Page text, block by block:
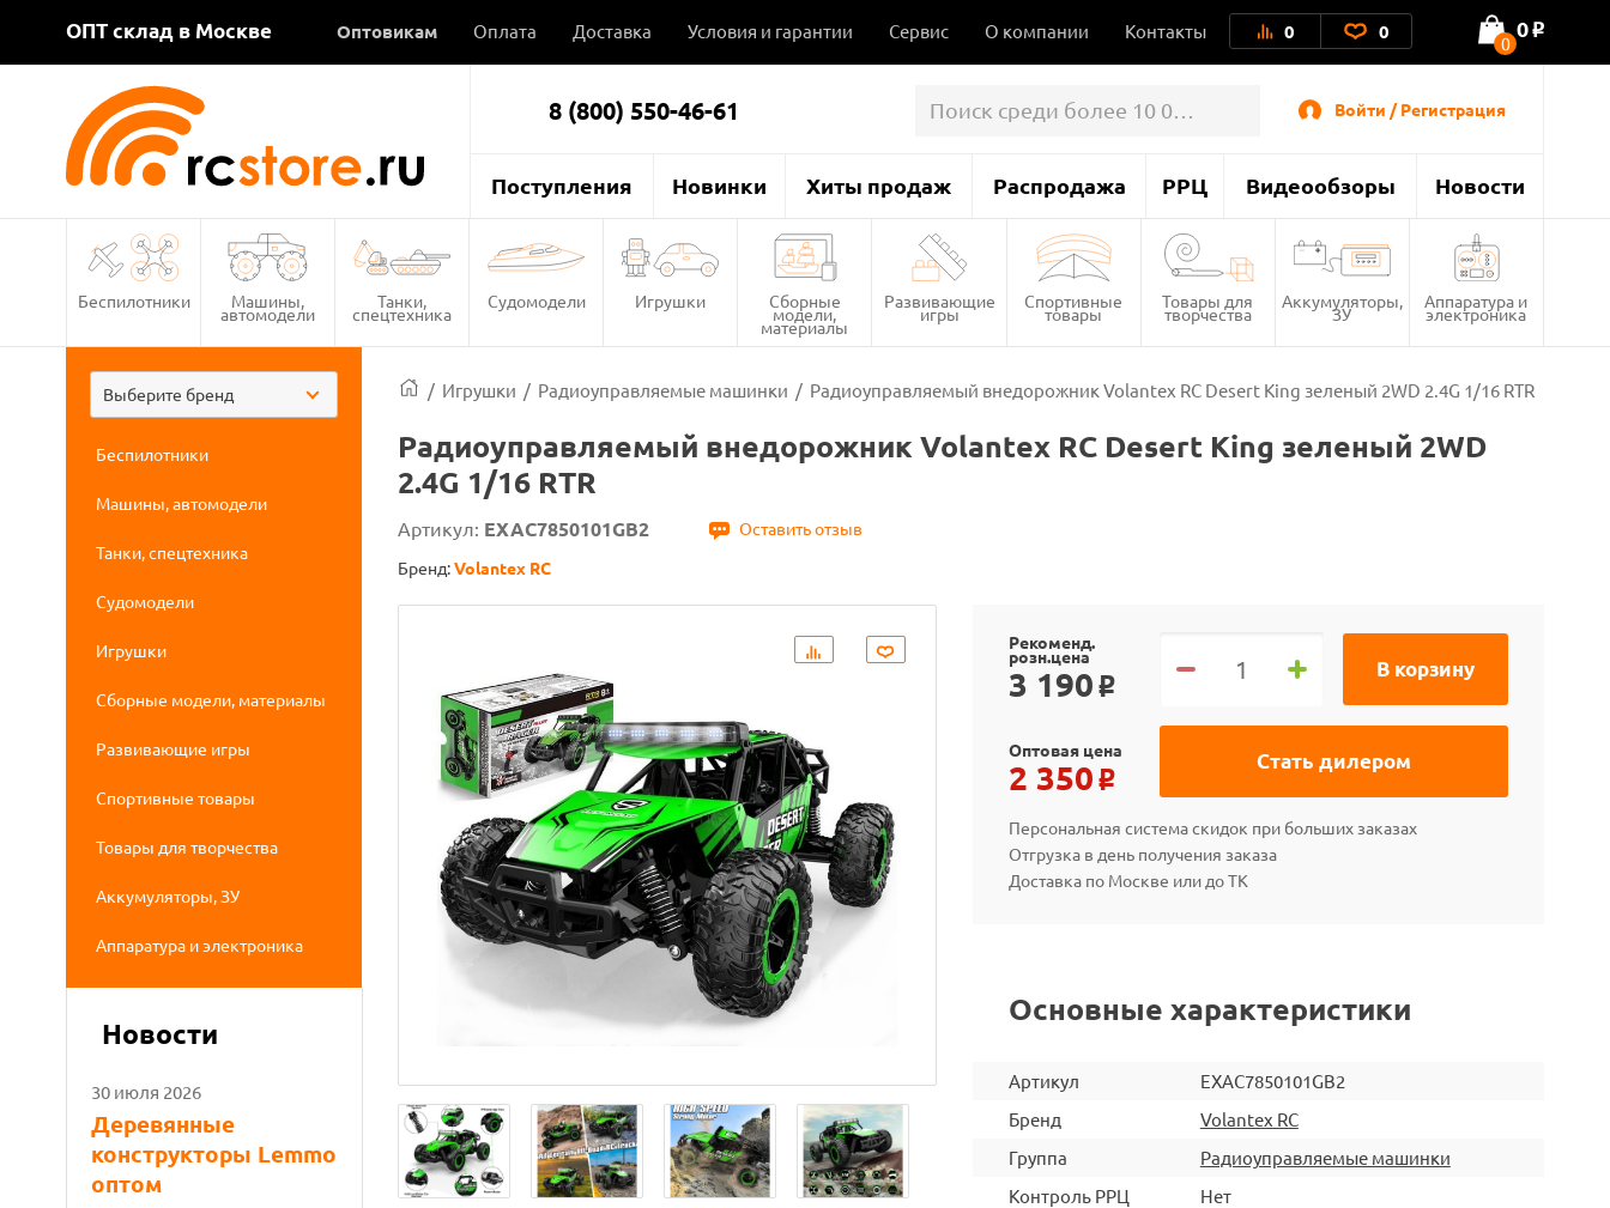
ОПТ склад в Москве Оптовикам Оплата Доставка Условия и гарантии Сервис О компании Контакты 0 0 0
0 o
8 (800) 550-46-61 Войти / Регистрация
Поступления Новинки Хиты продаж Распродажа РРЦ Видеообзоры Новости
Беспилотники Машины,
автомодели
Танки,
спецтехника
Судомодели Игрушки Сборные
модели,
материалы
Развивающие
игры
Спортивные
товары
Товары для
творчества
Аккумуляторы,
ЗУ
Аппаратура и
электроника
Выберите бренд
Беспилотники
Машины, автомодели
Танки, спецтехника
Судомодели
Игрушки
Сборные модели, материалы
Развивающие игры
Спортивные товары
Товары для творчества
Аккумуляторы, ЗУ
Аппаратура и электроника
Новости
30 июля 2026
Деревянные
конструкторы Lemmo
оптом
/ Игрушки / Радиоуправляемые машинки / Радиоуправляемый внедорожник Volantex RC Desert King зеленый 2WD 2.4G 1/16 RTR
Радиоуправляемый внедорожник Volantex RC Desert King зеленый 2WD
2.4G 1/16 RTR
Артикул: EXAC7850101GB2
Оставить отзыв
Бренд:Volantex RC
Рекоменд.
розн.цена
3 190 o
В корзину
Стать дилером
Оптовая цена
2 350 o
Персональная система скидок при больших заказах
Отгрузка в день получения заказа
Доставка по Москве или до ТК
Основные характеристики
Артикул
EXAC7850101GB2
Бренд
Volantex RC
Группа
Радиоуправляемые машинки
Контроль РРЦ
Нет